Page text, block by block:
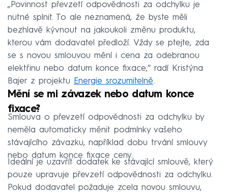
„Povinnost převzetí odpovědnosti za odchylku je
nutné splnit. To ale neznamená, že byste měli
bezhlavě kývnout na jakoukoli změnu produktu,
kterou vám dodavatel předloží. Vždy se ptejte, zda
se s novou smlouvou mění i cena za odebranou
elektřinu nebo datum konce fixace,“ radí Kristýna
Bajer z projektu
Energie srozumitelně.
Mění se mi závazek nebo datum konce
fixace?
Smlouva o převzetí odpovědnosti za odchylku by
neměla automaticky měnit podmínky vašeho
stávajícího závazku, například dobu trvání smlouvy
nebo datum konce fixace ceny.
Ideální je uzavřít dodatek ke stávající smlouvě, který
pouze upravuje převzetí odpovědnosti za odchylku.
Pokud dodavatel požaduje zcela novou smlouvu,